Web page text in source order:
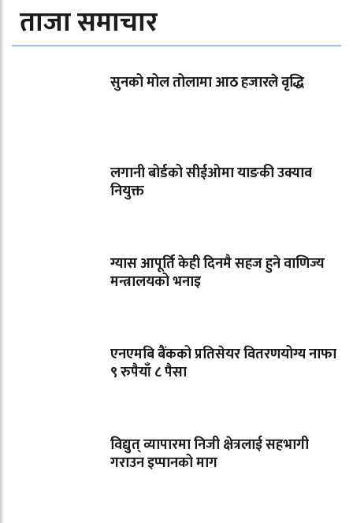
ताजा समाचार
सुनको मोल तोलामा आठ हजारले वृद्धि
लगानी बोर्डको सीईओमा याङकी उक्याव
नियुक्त
ग्यास आपूर्ति केही दिनमै सहज हुने वाणिज्य
मन्त्रालयको भनाइ
एनएमबि बैंकको प्रतिसेयर वितरणयोग्य नाफा
९ रुपैयाँ ८ पैसा
विद्युत् व्यापारमा निजी क्षेत्रलाई सहभागी
गराउन इप्पानको माग